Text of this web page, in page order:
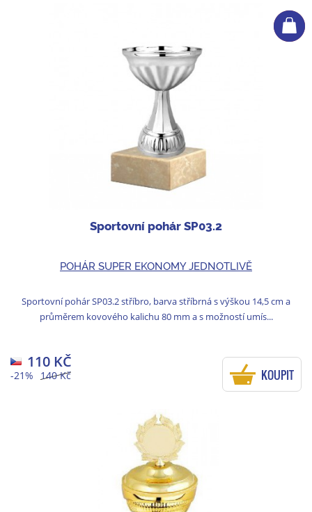
Sportovní pohár SP03.2
POHÁR SUPER EKONOMY JEDNOTLIVĚ
Sportovní pohár SP03.2 stříbro, barva stříbrná s výškou 14,5 cm a
průměrem kovového kalichu 80 mm a s možností umís...
140 Kč
-21%
110 KČ
KOUPIT